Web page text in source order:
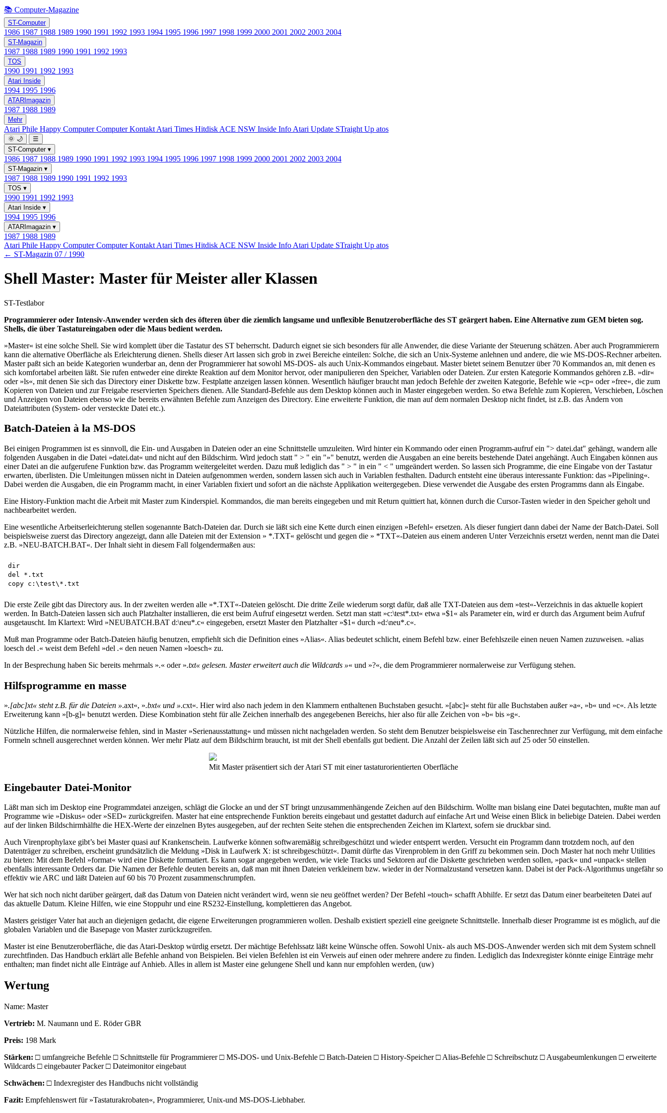
📚 Computer-Magazine
ST-Computer
1986 1987 1988 1989 1990 1991 1992 1993 1994 1995 1996 1997 1998 1999 2000 2001 2002 2003 2004
ST-Magazin
1987 1988 1989 1990 1991 1992 1993
TOS
1990 1991 1992 1993
Atari Inside
1994 1995 1996
ATARImagazin
1987 1988 1989
Mehr
Atari Phile Happy ComputerComputer Kontakt Atari Times Hitdisk ACE NSW Inside Info Atari Update STraight Up atos
🌞 🌙
☰
ST-Computer ▾
1986 1987 1988 1989 1990 1991 1992 1993 1994 1995 1996 1997 1998 1999 2000 2001 2002 2003 2004
ST-Magazin ▾
1987 1988 1989 1990 1991 1992 1993
TOS ▾
1990 1991 1992 1993
Atari Inside ▾
1994 1995 1996
ATARImagazin ▾
1987 1988 1989
Atari Phile Happy ComputerComputer Kontakt Atari Times Hitdisk ACE NSW Inside Info Atari Update STraight Up atos
← ST-Magazin 07 / 1990
Shell Master: Master für Meister aller Klassen
ST-Testlabor
Programmierer oder Intensiv-Anwender werden sich des öfteren über die ziemlich langsame und unflexible Benutzeroberfläche des ST geärgert haben. Eine Alternative zum GEM bieten sog.
Shells, die über Tastatureingaben oder die Maus bedient werden.
»Master« ist eine solche Shell. Sie wird komplett über die Tastatur des ST beherrscht. Dadurch eignet sie sich besonders für alle Anwender, die diese Variante der Steuerung schätzen. Aber auch Programmierern
kann die alternative Oberfläche als Erleichterung dienen. Shells dieser Art lassen sich grob in zwei Bereiche einteilen: Solche, die sich an Unix-Systeme anlehnen und andere, die wie MS-DOS-Rechner arbeiten.
Master paßt sich an beide Kategorien wunderbar an, denn der Programmierer hat sowohl MS-DOS- als auch Unix-Kommandos eingebaut. Master bietet seinem Benutzer über 70 Kommandos an, mit denen es
sich komfortabel arbeiten läßt. Sie rufen entweder eine direkte Reaktion auf dem Monitor hervor, oder manipulieren den Speicher, Variablen oder Dateien. Zur ersten Kategorie Kommandos gehören z.B. »dir«
oder »ls«, mit denen Sie sich das Directory einer Diskette bzw. Festplatte anzeigen lassen können. Wesentlich häufiger braucht man jedoch Befehle der zweiten Kategorie, Befehle wie »cp« oder »free«, die zum
Kopieren von Dateien und zur Freigabe reservierten Speichers dienen. Alle Standard-Befehle aus dem Desktop können auch in Master eingegeben werden. So etwa Befehle zum Kopieren, Verschieben, Löschen
und Anzeigen von Dateien ebenso wie die bereits erwähnten Befehle zum Anzeigen des Directory. Eine erweiterte Funktion, die man auf dem normalen Desktop nicht findet, ist z.B. das Ändern von
Dateiattributen (System- oder versteckte Datei etc.).
Batch-Dateien à la MS-DOS
Bei einigen Programmen ist es sinnvoll, die Ein- und Ausgaben in Dateien oder an eine Schnittstelle umzuleiten. Wird hinter ein Kommando oder einen Programm-aufruf ein "> datei.dat" gehängt, wandern alle
folgenden Ausgaben in die Datei »datei.dat« und nicht auf den Bildschirm. Wird jedoch statt " > " ein "»" benutzt, werden die Ausgaben an eine bereits bestehende Datei angehängt. Auch Eingaben können aus
einer Datei an die aufgerufene Funktion bzw. das Programm weitergeleitet werden. Dazu muß lediglich das " > " in ein " < " umgeändert werden. So lassen sich Programme, die eine Eingabe von der Tastatur
erwarten, überlisten. Die Umleitungen müssen nicht in Dateien aufgenommen werden, sondern lassen sich auch in Variablen festhalten. Dadurch entsteht eine überaus interessante Funktion: das »Pipelining«.
Dabei werden die Ausgaben, die ein Programm macht, in einer Variablen fixiert und sofort an die nächste Applikation weitergegeben. Diese verwendet die Ausgabe des ersten Programms dann als Eingabe.
Eine History-Funktion macht die Arbeit mit Master zum Kinderspiel. Kommandos, die man bereits eingegeben und mit Return quittiert hat, können durch die Cursor-Tasten wieder in den Speicher geholt und
nachbearbeitet werden.
Eine wesentliche Arbeitserleichterung stellen sogenannte Batch-Dateien dar. Durch sie läßt sich eine Kette durch einen einzigen »Befehl« ersetzen. Als dieser fungiert dann dabei der Name der Batch-Datei. Soll
beispielsweise zuerst das Directory angezeigt, dann alle Dateien mit der Extension » *.TXT« gelöscht und gegen die » *TXT«-Dateien aus einem anderen Unter Verzeichnis ersetzt werden, nennt man die Datei
z.B. »NEU-BATCH.BAT«. Der Inhalt sieht in diesem Fall folgendermaßen aus:
dir
del *.txt
Die erste Zeile gibt das Directory aus. In der zweiten werden alle »*.TXT«-Dateien gelöscht. Die dritte Zeile wiederum sorgt dafür, daß alle TXT-Dateien aus dem »test«-Verzeichnis in das aktuelle kopiert
werden. In Batch-Dateien lassen sich auch Platzhalter installieren, die erst beim Aufruf eingesetzt werden. Setzt man statt »c:\test*.txt« etwa »$1« als Parameter ein, wird er durch das Argument beim Aufruf
ausgetauscht. Im Klartext: Wird »NEUBATCH.BAT d:\neu*.c« eingegeben, ersetzt Master den Platzhalter »$1« durch »d:\neu*.c«.
Muß man Programme oder Batch-Dateien häufig benutzen, empfiehlt sich die Definition eines »Alias«. Alias bedeutet schlicht, einem Befehl bzw. einer Befehlszeile einen neuen Namen zuzuweisen. »alias
loesch del .« weist dem Befehl »del .« den neuen Namen »loesch« zu.
In der Besprechung haben Sic bereits mehrmals ».« oder ».txt« gelesen. Master erweitert auch die Wildcards »« und »?«, die dem Programmierer normalerweise zur Verfügung stehen.
Hilfsprogramme en masse
».[abc]xt« steht z.B. für die Dateien ».axt«, ».bxt« und ».cxt«. Hier wird also nach jedem in den Klammern enthaltenen Buchstaben gesucht. »[abc]« steht für alle Buchstaben außer »a«, »b« und »c«. Als letzte
Erweiterung kann »[b-g]« benutzt werden. Diese Kombination steht für alle Zeichen innerhalb des angegebenen Bereichs, hier also für alle Zeichen von »b« bis »g«.
Nützliche Hilfen, die normalerweise fehlen, sind in Master »Serienausstattung« und müssen nicht nachgeladen werden. So steht dem Benutzer beispielsweise ein Taschenrechner zur Verfügung, mit dem einfache
Formeln schnell ausgerechnet werden können. Wer mehr Platz auf dem Bildschirm braucht, ist mit der Shell ebenfalls gut bedient. Die Anzahl der Zeilen läßt sich auf 25 oder 50 einstellen.
Mit Master präsentiert sich der Atari ST mit einer tastaturorientierten Oberfläche
Eingebauter Datei-Monitor
Läßt man sich im Desktop eine Programmdatei anzeigen, schlägt die Glocke an und der ST bringt unzusammenhängende Zeichen auf den Bildschirm. Wollte man bislang eine Datei begutachten, mußte man auf
Programme wie »Diskus« oder »SED« zurückgreifen. Master hat eine entsprechende Funktion bereits eingebaut und gestattet dadurch auf einfache Art und Weise einen Blick in beliebige Dateien. Dabei werden
auf der linken Bildschirmhälfte die HEX-Werte der einzelnen Bytes ausgegeben, auf der rechten Seite stehen die entsprechenden Zeichen im Klartext, sofern sie druckbar sind.
Auch Virenprophylaxe gibt’s bei Master quasi auf Krankenschein. Laufwerke können softwaremäßig schreibgeschützt und wieder entsperrt werden. Versucht ein Programm dann trotzdem noch, auf den
Datenträger zu schreiben, erscheint grundsätzlich die Meldung »Disk in Laufwerk X: ist schreibgeschützt«. Damit dürfte das Virenproblem in den Griff zu bekommen sein. Doch Master hat noch mehr Utilities
zu bieten: Mit dem Befehl »format« wird eine Diskette formatiert. Es kann sogar angegeben werden, wie viele Tracks und Sektoren auf die Diskette geschrieben werden sollen, »pack« und »unpack« stellen
ebenfalls interessante Orders dar. Die Namen der Befehle deuten bereits an, daß man mit ihnen Dateien verkleinern bzw. wieder in der Normalzustand versetzen kann. Dabei ist der Pack-Algorithmus ungefähr so
effektiv wie ARC und läßt Dateien auf 60 bis 70 Prozent zusammenschrumpfen.
Wer hat sich noch nicht darüber geärgert, daß das Datum von Dateien nicht verändert wird, wenn sie neu geöffnet werden? Der Befehl »touch« schafft Abhilfe. Er setzt das Datum einer bearbeiteten Datei auf
das aktuelle Datum. Kleine Hilfen, wie eine Stoppuhr und eine RS232-Einstellung, komplettieren das Angebot.
Masters geistiger Vater hat auch an diejenigen gedacht, die eigene Erweiterungen programmieren wollen. Deshalb existiert speziell eine geeignete Schnittstelle. Innerhalb dieser Programme ist es möglich, auf die
globalen Variablen und die Basepage von Master zurückzugreifen.
Master ist eine Benutzeroberfläche, die das Atari-Desktop würdig ersetzt. Der mächtige Befehlssatz läßt keine Wünsche offen. Sowohl Unix- als auch MS-DOS-Anwender werden sich mit dem System schnell
zurechtfinden. Das Handbuch erklärt alle Befehle anhand von Beispielen. Bei vielen Befehlen ist ein Verweis auf einen oder mehrere andere zu finden. Lediglich das Indexregister könnte einige Einträge mehr
enthalten; man findet nicht alle Einträge auf Anhieb. Alles in allem ist Master eine gelungene Shell und kann nur empfohlen werden, (uw)
Wertung
Name: Master
Vertrieb: M. Naumann und E. Röder GBR
Preis: 198 Mark
Stärken: □ umfangreiche Befehle □ Schnittstelle für Programmierer □ MS-DOS- und Unix-Befehle □ Batch-Dateien □ History-Speicher □ Alias-Befehle □ Schreibschutz □ Ausgabeumlenkungen □ erweiterte
Wildcards □ eingebauter Packer □ Dateimonitor eingebaut
Schwächen: □ Indexregister des Handbuchs nicht vollständig
Fazit: Empfehlenswert für »Tastaturakrobaten«, Programmierer, Unix-und MS-DOS-Liebhaber.